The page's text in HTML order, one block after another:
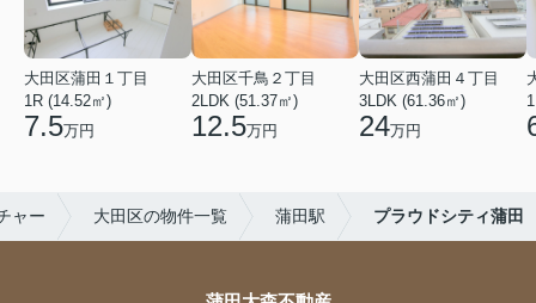
大田区蒲田１丁目
1R (14.52㎡)
7.5万円
大田区千鳥２丁目
2LDK (51.37㎡)
12.5万円
大田区西蒲田４丁目
3LDK (61.36㎡)
24万円
ャー 大田区の物件一覧 蒲田駅 プラウドシティ蒲田